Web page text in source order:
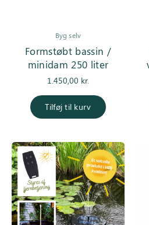
Byg selv
Formstøbt bassin /
minidam 250 liter
1.450,00 kr.
Tilføj til kurv